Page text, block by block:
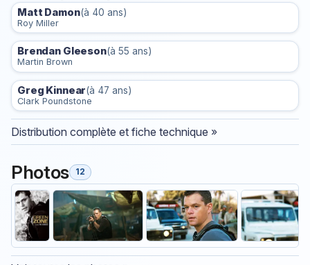
Matt Damon(à 40 ans)
Roy Miller
Brendan Gleeson(à 55 ans)
Martin Brown
Greg Kinnear(à 47 ans)
Clark Poundstone
Distribution complète et fiche technique »
Photos 12